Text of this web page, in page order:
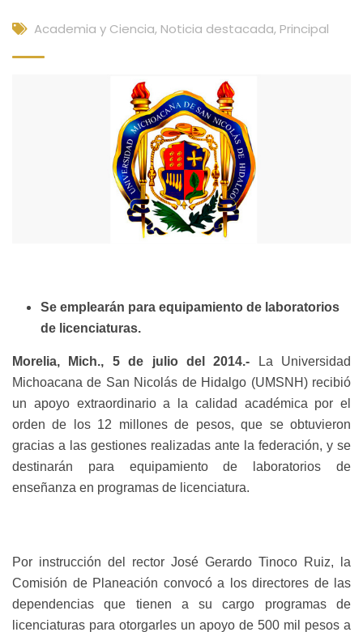
Academia y Ciencia, Noticia destacada, Principal
Se emplearán para equipamiento de laboratorios
de licenciaturas.
Morelia, Mich., 5 de julio del 2014.-
La Universidad
Michoacana de San Nicolás de Hidalgo (UMSNH) recibió
un apoyo extraordinario a la calidad académica por el
orden de los 12 millones de pesos, que se obtuvieron
gracias a las gestiones realizadas ante la federación, y se
destinarán para equipamiento de laboratorios de
enseñanza en programas de licenciatura.
Por instrucción del rector José Gerardo Tinoco Ruiz, la
Comisión de Planeación convocó a los directores de las
dependencias que tienen a su cargo programas de
licenciaturas para otorgarles un apoyo de 500 mil pesos a